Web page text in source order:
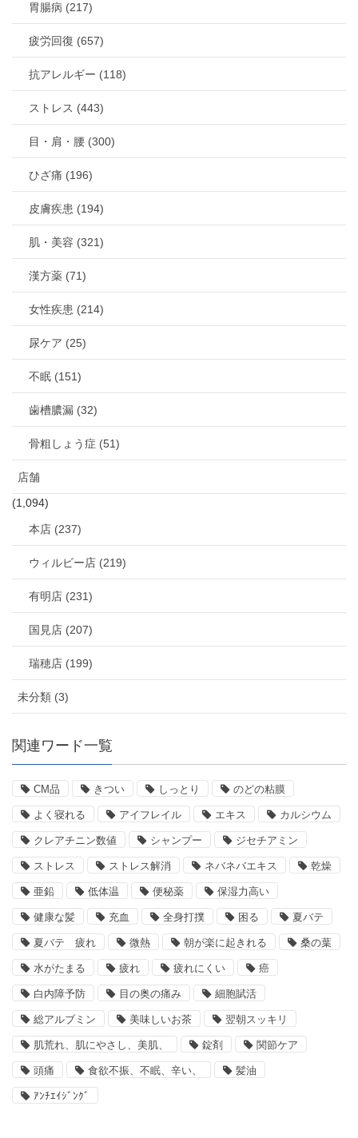
胃腸病 (217)
疲労回復 (657)
抗アレルギー (118)
ストレス (443)
目・肩・腰 (300)
ひざ痛 (196)
皮膚疾患 (194)
肌・美容 (321)
漢方薬 (71)
女性疾患 (214)
尿ケア (25)
不眠 (151)
歯槽膿漏 (32)
骨粗しょう症 (51)
店舗
(1,094)
本店 (237)
ウィルビー店 (219)
有明店 (231)
国見店 (207)
瑞穂店 (199)
未分類 (3)
関連ワード一覧
CM品 きつい しっとり のどの粘膜
よく寝れる アイフレイル エキス カルシウム
クレアチニン数値 シャンプー ジセチアミン
ストレス ストレス解消 ネバネバエキス 乾燥
亜鉛 低体温 便秘薬 保湿力高い
健康な髪 充血 全身打撲 困る 夏バテ
夏バテ 疲れ 微熱 朝が楽に起きれる 桑の葉
水がたまる 疲れ 疲れにくい 癌
白内障予防 目の奥の痛み 細胞賦活
総アルブミン 美味しいお茶 翌朝スッキリ
肌荒れ、肌にやさし、美肌、 錠剤 関節ケア
頭痛 食欲不振、不眠、辛い、 髪油
ｱﾝﾁｴｲｼﾞﾝｸﾞ